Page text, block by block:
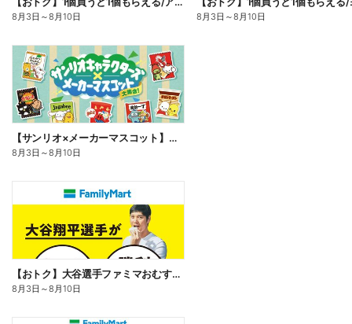
8月3日 ～8月10日 8月3日 ～8月10日
【サンリオ×メーカーマスコット】オリジナルグッズ貰える!
8月3日 ～8月10日
【おトク】大谷選手ファミマおむすび割
8月3日 ～8月10日